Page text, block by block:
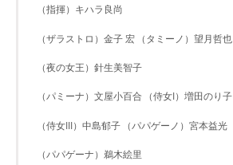
（指揮）キハラ良尚
（ザラストロ）金子 宏 （タミーノ）望月哲也
（夜の女王）針生美智子
（パミーナ）文屋小百合 （侍女I）増田のり子
（侍女III）中島郁子 （パパゲーノ）宮本益光
（パパゲーナ）鵜木絵里